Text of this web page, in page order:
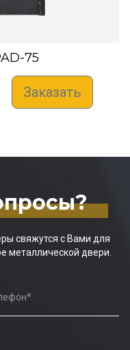
75
Заказать
свяжутся с Вами для
металлической двери.